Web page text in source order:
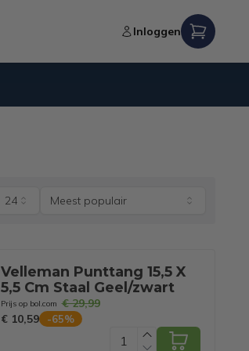
Inloggen
24 Meest populair
Velleman Punttang 15,5 X
5,5 Cm Staal Geel/zwart
Prijs op bol.com € 29,99
€ 10,59
-65%